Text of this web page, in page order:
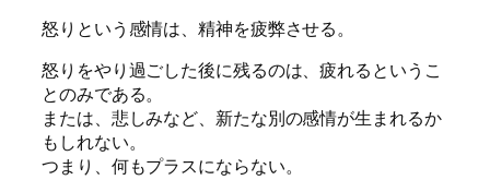
怒りという感情は、精神を疲弊させる。
怒りをやり過ごした後に残るのは、疲れるというこ
とのみである。
または、悲しみなど、新たな別の感情が生まれるか
もしれない。
つまり、何もプラスにならない。